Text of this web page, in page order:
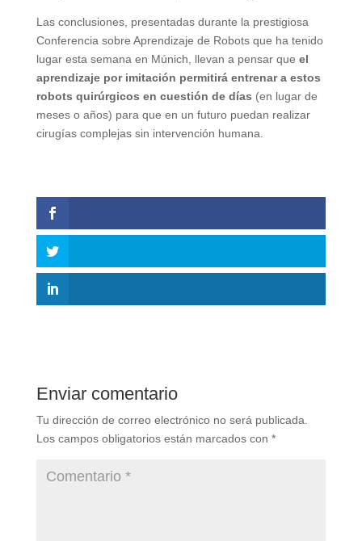
Las conclusiones, presentadas durante la prestigiosa
Conferencia sobre Aprendizaje de Robots que ha tenido
lugar esta semana en Múnich, llevan a pensar que el
aprendizaje por imitación permitirá entrenar a estos
robots quirúrgicos en cuestión de días (en lugar de
meses o años) para que en un futuro puedan realizar
cirugías complejas sin intervención humana.
Enviar comentario
Tu dirección de correo electrónico no será publicada.
Los campos obligatorios están marcados con *